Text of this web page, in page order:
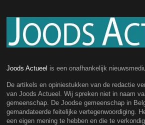
Joods Actueel is een onafhankelijk
De artikels en opiniestukken van de redactie
van Joods Actueel. Wij spreken niet in naam
gemeenschap. De Joodse gemeenschap in
gemandateerde feitelijke vertegenwoordiging.
een eigen mening te hebben en die te